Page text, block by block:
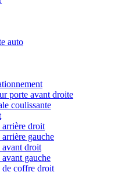
auto
porte avant droite
coulissante
arrière droit
gauche
avant droit
gauche
de coffre droit